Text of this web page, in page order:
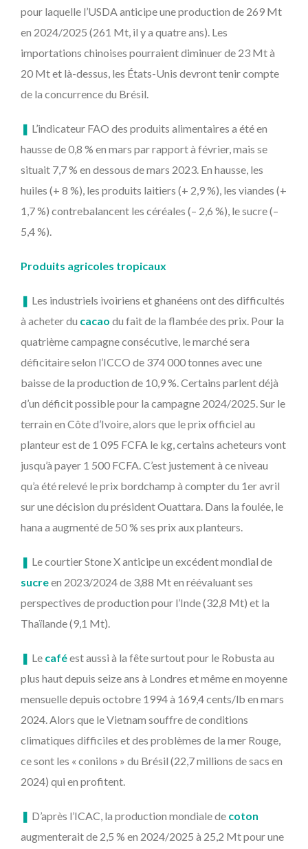
pour laquelle l’USDA anticipe une production de 269 Mt
en 2024/2025 (261 Mt, il y a quatre ans). Les
importations chinoises pourraient diminuer de 23 Mt à
20 Mt et là-dessus, les États-Unis devront tenir compte
de la concurrence du Brésil.
❚ L’indicateur FAO des produits alimentaires a été en
hausse de 0,8 % en mars par rapport à février, mais se
situait 7,7 % en dessous de mars 2023. En hausse, les
huiles (+ 8 %), les produits laitiers (+ 2,9 %), les viandes (+
1,7 %) contrebalancent les céréales (– 2,6 %), le sucre (–
5,4 %).
Produits agricoles tropicaux
❚ Les industriels ivoiriens et ghanéens ont des difficultés
à acheter du cacao du fait de la flambée des prix. Pour la
quatrième campagne consécutive, le marché sera
déficitaire selon l’ICCO de 374 000 tonnes avec une
baisse de la production de 10,9 %. Certains parlent déjà
d’un déficit possible pour la campagne 2024/2025. Sur le
terrain en Côte d’Ivoire, alors que le prix officiel au
planteur est de 1 095 FCFA le kg, certains acheteurs vont
jusqu’à payer 1 500 FCFA. C’est justement à ce niveau
qu’a été relevé le prix bordchamp à compter du 1er avril
sur une décision du président Ouattara. Dans la foulée, le
hana a augmenté de 50 % ses prix aux planteurs.
❚ Le courtier Stone X anticipe un excédent mondial de
sucreen 2023/2024 de 3,88 Mt en réévaluant ses
perspectives de production pour l’Inde (32,8 Mt) et la
Thaïlande (9,1 Mt).
❚ Le caféest aussi à la fête surtout pour le Robusta au
plus haut depuis seize ans à Londres et même en moyenne
mensuelle depuis octobre 1994 à 169,4 cents/lb en mars
2024. Alors que le Vietnam souffre de conditions
climatiques difficiles et des problèmes de la mer Rouge,
ce sont les « conilons » du Brésil (22,7 millions de sacs en
2024) qui en profitent.
❚ D’après l’ICAC, la production mondiale de coton
augmenterait de 2,5 % en 2024/2025 à 25,2 Mt pour une